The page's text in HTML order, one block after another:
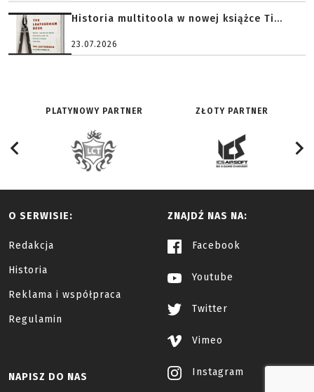
Historia multitoola w nowej książce Ti...
23.07.2026
PLATYNOWY PARTNER ZŁOTY PARTNER
O SERWISIE:
Redakcja
Historia
Reklama i współpraca
Regulamin
ZNAJDŹ NAS NA:
Facebook
Youtube
Twitter
Vimeo
Instagram
NAPISZ DO NAS